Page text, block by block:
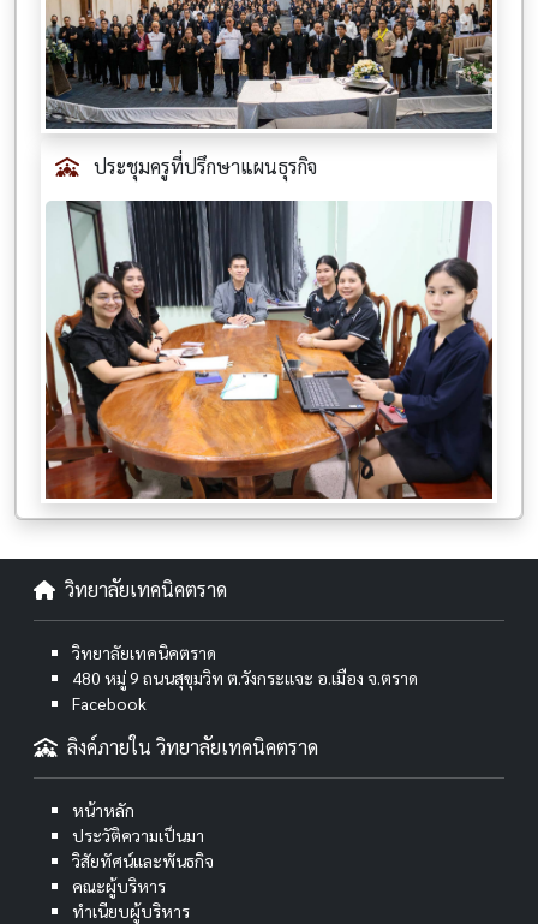
ประชุมครูที่ปรึกษาแผนธุรกิจ
วิทยาลัยเทคนิคตราด
วิทยาลัยเทคนิคตราด
480 หมู่ 9 ถนนสุขุมวิท ต.วังกระแจะ อ.เมือง จ.ตราด
Facebook
ลิงค์ภายใน วิทยาลัยเทคนิคตราด
หน้าหลัก
ประวัติความเป็นมา
วิสัยทัศน์และพันธกิจ
คณะผู้บริหาร
ทำเนียบผู้บริหาร